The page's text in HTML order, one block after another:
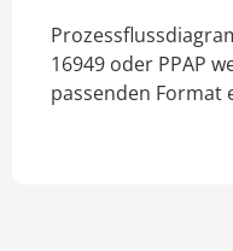
16949 oder PPAP
passenden Format